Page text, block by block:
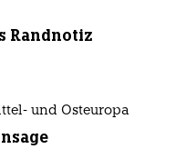
Randnotiz
und Osteuropa